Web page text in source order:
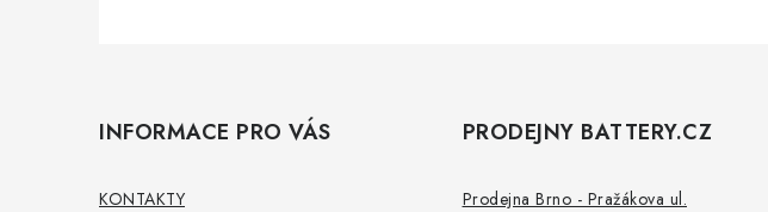
INFORMACE PRO VÁS
KONTAKTY
PRODEJNY BATTERY.CZ
Prodejna Brno - Pražákova ul.